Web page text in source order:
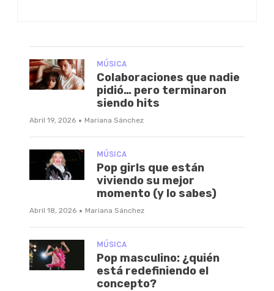
MÚSICA
Colaboraciones que nadie
pidió… pero terminaron
siendo hits
Abril 19, 2026 · Mariana Sánchez
MÚSICA
Pop girls que están
viviendo su mejor
momento (y lo sabes)
Abril 18, 2026 · Mariana Sánchez
MÚSICA
Pop masculino: ¿quién
está redefiniendo el
concepto?